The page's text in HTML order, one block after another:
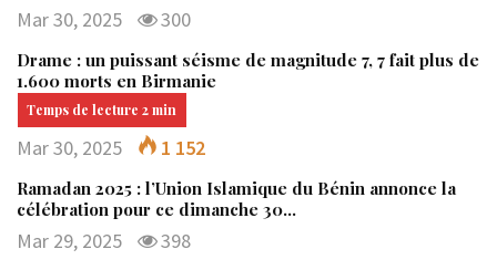
Mar 30, 2025 300
Drame : un puissant séisme de magnitude 7, 7 fait plus de
1.600 morts en Birmanie
Mar 30, 2025 1 152
Ramadan 2025 : l’Union Islamique du Bénin annonce la
célébration pour ce dimanche 30…
Mar 29, 2025 398